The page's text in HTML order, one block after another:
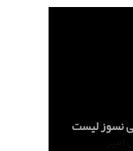
قیمت کابل آلومینیومی 25*4 نمایندگی فروش
هادی آلومینیومی هوایی 50*1 AAC و AAACهادی هوایی آلومینیومی AAC و ACSR
لاستیکی نسوز لیست